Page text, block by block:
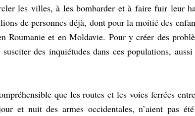
les villes, à les bombarder et à faire fuir leur
de personnes déjà, dont pour la moitié des
Roumanie et en Moldavie. Pour y créer des
des inquiétudes dans ces populations,
que les routes et les voies ferrées
et nuit des armes occidentales, n’aient pas